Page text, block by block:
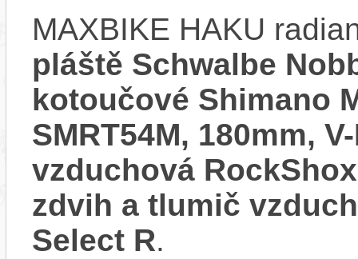
MAXBIKE HAKU
pláště Schwalbe
kotoučové Shimano
SMRT54M, 180mm,
vzduchová
zdvih a tlumič
Select R.